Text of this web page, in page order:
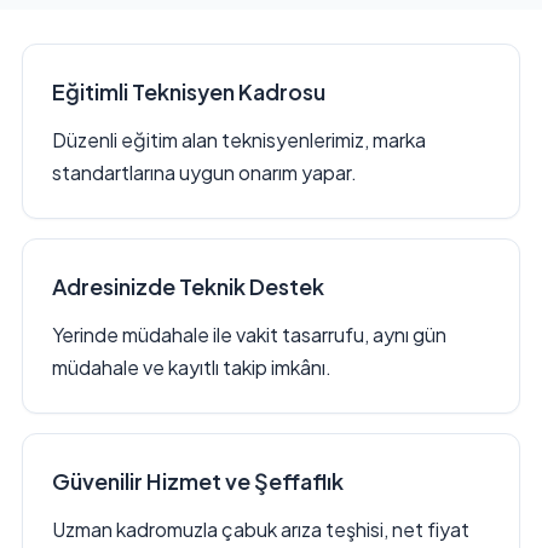
Eğitimli Teknisyen Kadrosu
Düzenli eğitim alan teknisyenlerimiz, marka
standartlarına uygun onarım yapar.
Adresinizde Teknik Destek
Yerinde müdahale ile vakit tasarrufu, aynı gün
müdahale ve kayıtlı takip imkânı.
Güvenilir Hizmet ve Şeffaflık
Uzman kadromuzla çabuk arıza teşhisi, net fiyat